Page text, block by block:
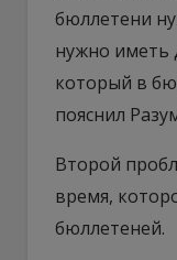
бюллетени
нужно иметь
который в
пояснил
Второй
время,
бюллетеней.